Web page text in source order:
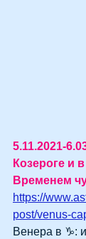
5.11.2021-
Козероге и
Временем
https://
post/venus-
Венера в ♑: